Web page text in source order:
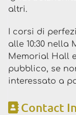
altri.
I corsi di
alle 10:30 nella
Memorial Hall
pubblico, se
interessato a
Contact